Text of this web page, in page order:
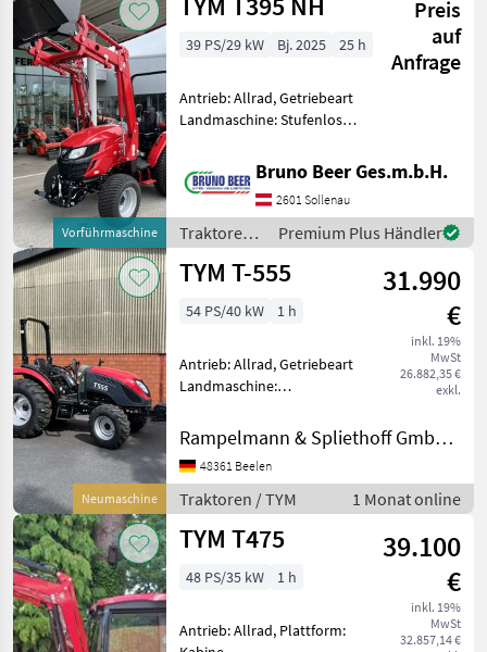
Bautechnik
1
PKW / LKW / Moped
1
MARKTPLATZ
Marktplatz Händlerangebote Kleinanzeigen
Vorführmaschine
Preis
auf
Anfrage
39 PS/29 kW Bj. 2025 25 h
Antrieb: Allrad, Getriebeart
Landmaschine: Stufenloses
Zapfwellendrehzahl: 540,
Höchstgeschwindigkeit in
km/h: 25 km/h, Oberlenker
hinte
Bruno Beer Ges.m.b.H.
2601 Sollenau
Traktoren /
TYM
Premium Plus Händler
Neumaschine
TYM T-555
31.990
€
inkl. 19%
MwSt
26.882,35 €
exkl.
54 PS/40 kW 1 h
Antrieb: Allrad, Getriebeart
Landmaschine:
ohne Kabine Art.Nr. 850M
T555 FGKA00024 *
Sparsamer und laufruhiger,
wassergekühlter 4-Zylin
Rampelmann & Spliethoff GmbH & Co.KG
48361 Beelen
Traktoren / TYM 1 Monat online
TYM T475
39.100
€
inkl. 19%
MwSt
32.857,14 €
48 PS/35 kW 1 h
Antrieb: Allrad, Plattform: